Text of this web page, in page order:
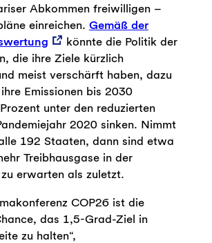
Abkommen freiwilligen –
einreichen. Gemäß der
könnte die Politik der
die ihre Ziele kürzlich
meist verschärft haben, dazu
Emissionen bis 2030
unter den reduzierten
2020 sinken. Nimmt
192 Staaten, dann sind etwa
Treibhausgase in der
erwarten als zuletzt.
COP26 ist die
das 1,5-Grad-Ziel in
zu halten“,